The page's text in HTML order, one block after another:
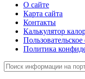
О сайте
Карта сайта
Контакты
Калькулятор
Политика